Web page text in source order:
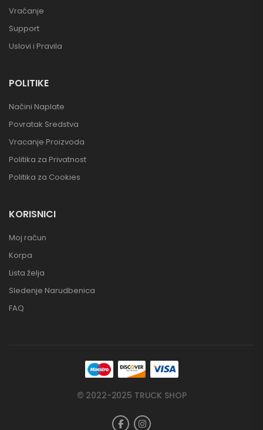
Vraćanje
Support
Uslovi i Pravila
POLITIKE
Načini Naplate
Povratak Sredstva
Vracanje Proizvoda
Politika za Privatnost
Politika za Cookies
KORISNICI
Moj račun
Korpa
Lista želja
Sledenje Narudbenica
FAQ
© 2022-2025 TRUCK SHOP